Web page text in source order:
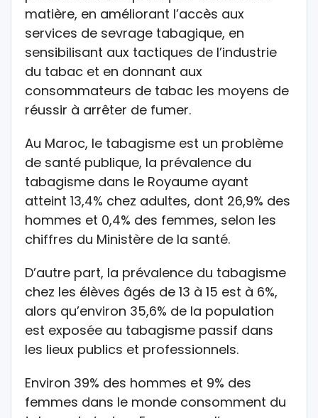
matière, en améliorant l’accès aux
services de sevrage tabagique, en
sensibilisant aux tactiques de l’industrie
du tabac et en donnant aux
consommateurs de tabac les moyens de
réussir à arrêter de fumer.
Au Maroc, le tabagisme est un problème
de santé publique, la prévalence du
tabagisme dans le Royaume ayant
atteint 13,4% chez adultes, dont 26,9% des
hommes et 0,4% des femmes, selon les
chiffres du Ministère de la santé.
D’autre part, la prévalence du tabagisme
chez les élèves âgés de 13 à 15 est à 6%,
alors qu’environ 35,6% de la population
est exposée au tabagisme passif dans
les lieux publics et professionnels.
Environ 39% des hommes et 9% des
femmes dans le monde consomment du